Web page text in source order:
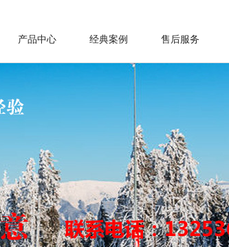
产品中心 经典案例 售后服务